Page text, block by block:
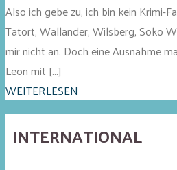
Also ich gebe zu, ich bin kein Krimi-
Tatort, Wallander, Wilsberg, Soko
mir nicht an. Doch eine Ausnahme
Leon mit […]
WEITERLESEN
INTERNATIONAL